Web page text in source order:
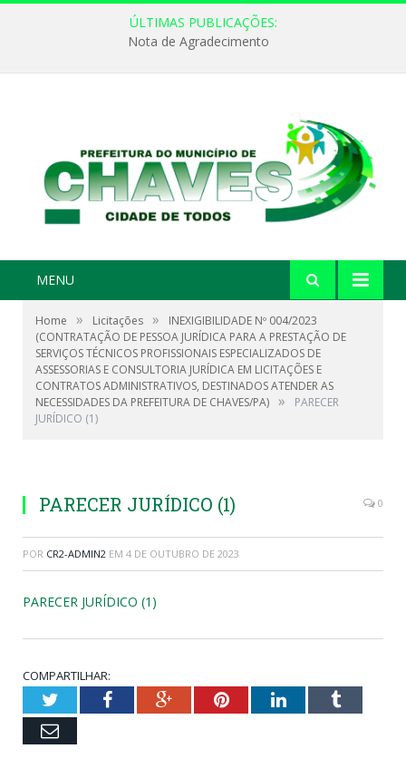
ÚLTIMAS PUBLICAÇÕES:
Nota de Agradecimento
MENU
Home » Licitações »
INEXIGIBILIDADE Nº 004/2023
(CONTRATAÇÃO DE PESSOA JURÍDICA PARA A PRESTAÇÃO DE
SERVIÇOS TÉCNICOS PROFISSIONAIS ESPECIALIZADOS DE
ASSESSORIAS E CONSULTORIA JURÍDICA EM LICITAÇÕES E
CONTRATOS ADMINISTRATIVOS, DESTINADOS ATENDER AS
NECESSIDADES DA PREFEITURA DE CHAVES/PA) »
PARECER
JURÍDICO (1)
PARECER JURÍDICO (1) 0
POR CR2-ADMIN2 EM 4 DE OUTUBRO DE 2023
PARECER JURÍDICO (1)
COMPARTILHAR:
TwitterFacebookGoogle+PinterestLinkedInTumblr
Email